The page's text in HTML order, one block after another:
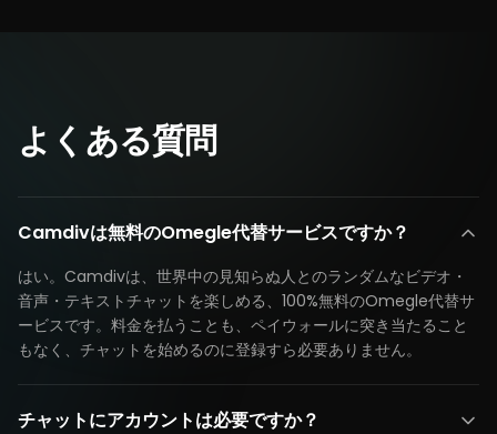
よくある質問
Camdivは無料のOmegle代替サービスですか？
はい。Camdivは、世界中の見知らぬ人とのランダムなビデオ・
音声・テキストチャットを楽しめる、100%無料のOmegle代替サ
ービスです。料金を払うことも、ペイウォールに突き当たること
もなく、チャットを始めるのに登録すら必要ありません。
チャットにアカウントは必要ですか？